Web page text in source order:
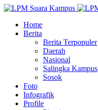
Home
Berita
Berita Terpopuler
Daerah
Nasional
Salingka Kampus
Sosok
Foto
Infografik
Profile